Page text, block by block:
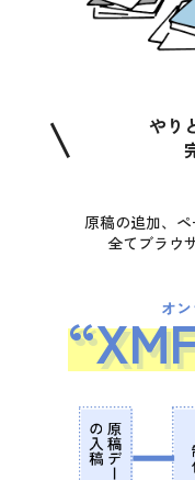
\
やり
原稿の追加、ペ
全てブラウ
オ